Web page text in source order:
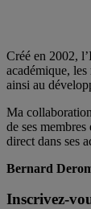
Créé en 2002,
académique,
ainsi au
Ma
de ses
direct dans ses
Bernard
Inscrivez-